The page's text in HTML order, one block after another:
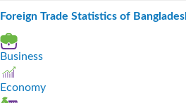
Foreign Trade Statistics of
Business
Economy